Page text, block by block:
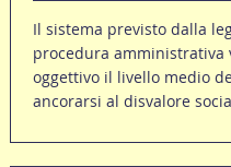
Il sistema previsto dalla
procedura amministrativa
oggettivo il livello medio
ancorarsi al disvalore